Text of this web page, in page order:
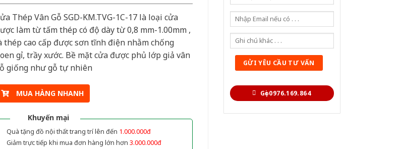
Gọi 0976.169.864
Thép Vân Gỗ SGD-KM.TVG-1C-17 là loại cửa
làm từ tấm thép có độ dày từ 0,8 mm-1.00mm ,
thép cao cấp được sơn tĩnh điện nhằm chống
gỉ, trầy xước. Bề mặt cửa được phủ lớp giả vân
giống như gỗ tự nhiên
MUA HÀNG NHANH
Khuyến mại
Quà tặng đồ nội thất trang trí lên đến 1.000.000đ
Giảm trực tiếp khi mua đơn hàng lớn hơn 3.000.000đ